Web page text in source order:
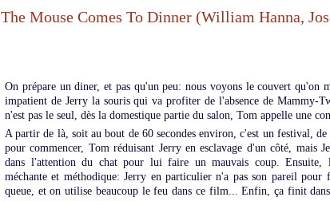
The Mouse Comes To Dinner (William Hanna,
On prépare un diner, et pas qu'un peu: nous voyons le couvert qu'on
impatient de Jerry la souris qui va profiter de l'absence de Mammy-
n'est pas le seul, dès la domestique partie du salon, Tom appelle une
A partir de là, soit au bout de 60 secondes environ, c'est un festival,
pour commencer, Tom réduisant Jerry en esclavage d'un côté, mais
dans l'attention du chat pour lui faire un mauvais coup. Ensuite,
méchante et méthodique: Jerry en particulier n'a pas son pareil pour
queue, et on utilise beaucoup le feu dans ce film... Enfin, ça finit